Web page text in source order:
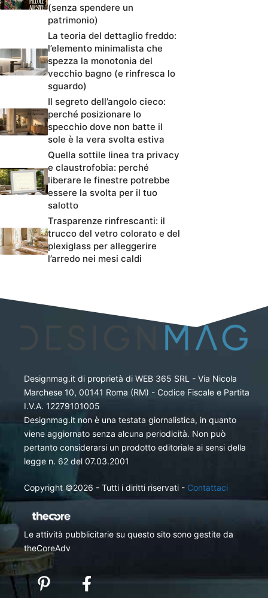
(senza spendere un
patrimonio)
La teoria del dettaglio freddo:
l’elemento minimalista che
spezza la monotonia del
vecchio bagno (e rinfresca lo
sguardo)
Il segreto dell’angolo cieco:
perché posizionare lo
specchio dove non batte il
sole è la vera svolta estiva
Quella sottile linea tra privacy
e claustrofobia: perché
liberare le finestre potrebbe
essere la svolta per il tuo
salotto
Trasparenze rinfrescanti: il
trucco del vetro colorato e del
plexiglass per alleggerire
l’arredo nei mesi caldi
Designmag.it di proprietà di WEB 365 SRL - Via Nicola
Marchese 10, 00141 Roma (RM) - Codice Fiscale e Partita
I.V.A. 12279101005
Designmag.it non è una testata giornalistica, in quanto
viene aggiornato senza alcuna periodicità. Non può
pertanto considerarsi un prodotto editoriale ai sensi della
legge n. 62 del 07.03.2001
Copyright ©2026 - Tutti i diritti riservati - Contattaci
Le attività pubblicitarie su questo sito sono gestite da
theCoreAdv